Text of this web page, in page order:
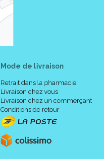
Mode de livraison
Retrait dans la pharmacie
Livraison chez vous
Livraison chez un commerçant
Conditions de retour